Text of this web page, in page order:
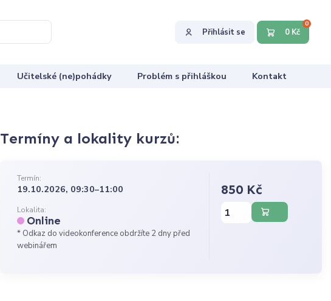
Přihlásit se 0 Kč
0
Učitelské (ne)pohádky Problém s přihláškou Kontakt
Termíny a lokality kurzů:
Termín:
19.10.2026, 09:30–11:00
Lokalita:
Online
* Odkaz do videokonference obdržíte 2 dny před
webinářem
850 Kč